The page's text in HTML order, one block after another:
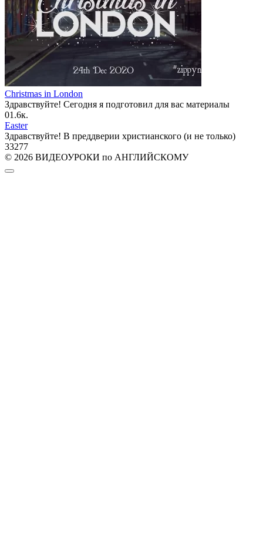
Christmas in London
Здравствуйте! Сегодня я подготовил для вас материалы
01.6к.
Easter
Здравствуйте! В преддверии христианского (и не только)
33277
© 2026 ВИДЕОУРОКИ по АНГЛИЙСКОМУ